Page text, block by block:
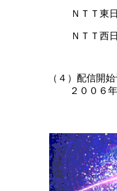
ＮＴＴ東
ＮＴＴ西
（４）配信開
２００６年